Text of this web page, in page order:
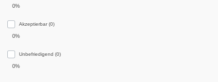
0%
Akzeptierbar (0)
0%
Unbefriedigend (0)
0%